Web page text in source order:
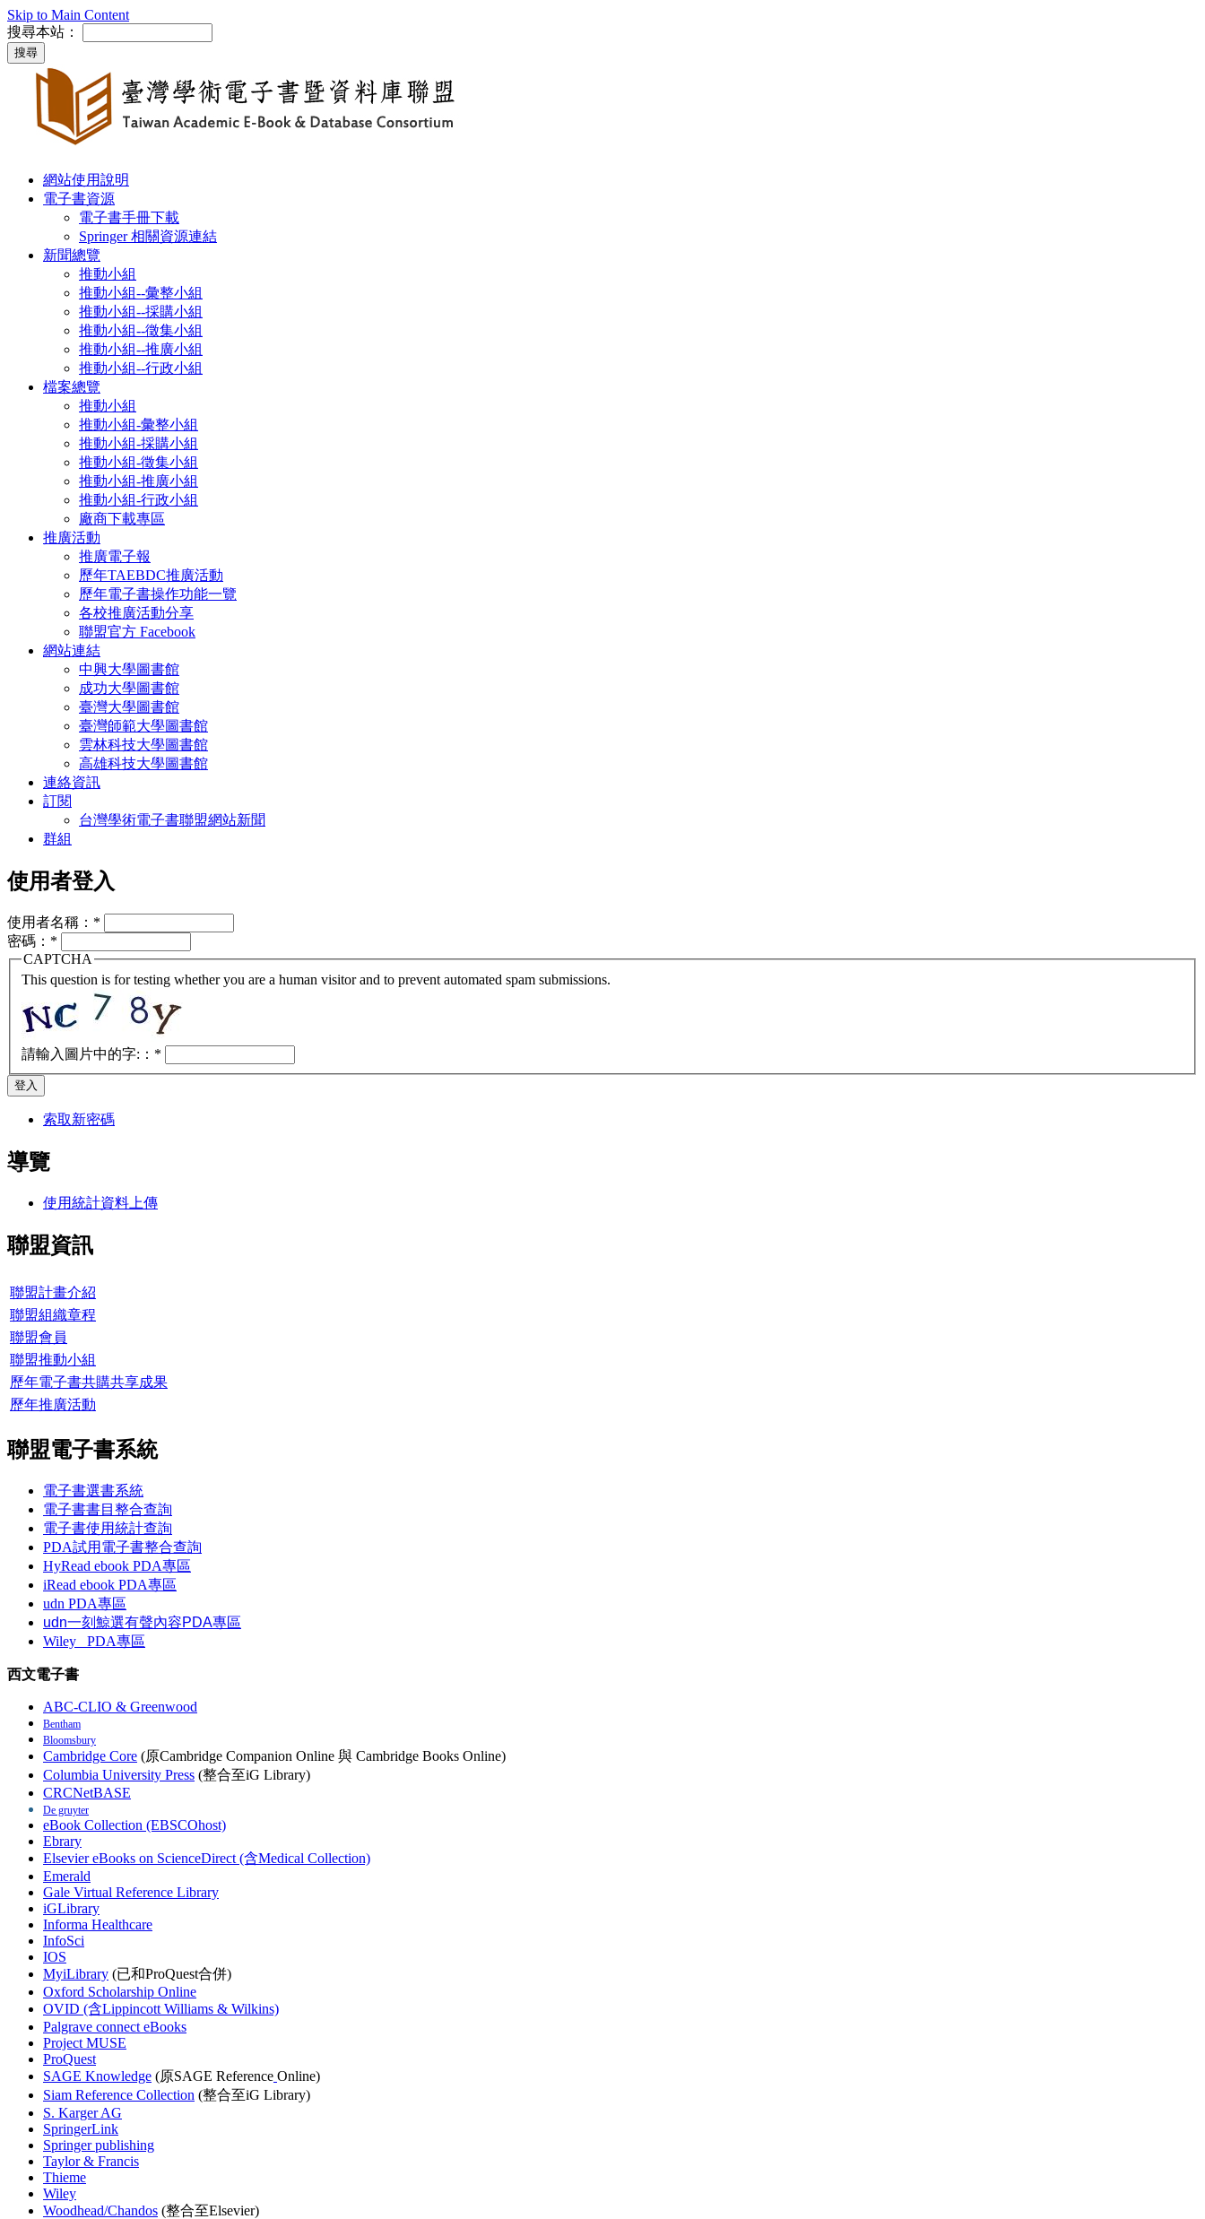
Skip to Main Content
搜尋本站：
網站使用說明
電子書資源
電子書手冊下載
Springer 相關資源連結
新聞總覽
推動小組
推動小組--彙整小組
推動小組--採購小組
推動小組--徵集小組
推動小組--推廣小組
推動小組--行政小組
檔案總覽
推動小組
推動小組-彙整小組
推動小組-採購小組
推動小組-徵集小組
推動小組-推廣小組
推動小組-行政小組
廠商下載專區
推廣活動
推廣電子報
歷年TAEBDC推廣活動
歷年電子書操作功能一覽
各校推廣活動分享
聯盟官方 Facebook
網站連結
中興大學圖書館
成功大學圖書館
臺灣大學圖書館
臺灣師範大學圖書館
雲林科技大學圖書館
高雄科技大學圖書館
連絡資訊
訂閱
台灣學術電子書聯盟網站新聞
群組
使用者登入
使用者名稱： *
密碼： *
CAPTCHA
This question is for testing whether you are a human visitor and to prevent automated spam submissions.
請輸入圖片中的字:： *
索取新密碼
導覽
使用統計資料上傳
聯盟資訊
聯盟計畫介紹
聯盟組織章程
聯盟會員
聯盟推動小組
歷年電子書共購共享成果
歷年推廣活動
聯盟電子書系統
電子書選書系統
電子書書目整合查詢
電子書使用統計查詢
PDA試用電子書整合查詢
HyRead ebook PDA專區
iRead ebook PDA專區
udn PDA專區
udn一刻鯨選有聲內容PDA專區
Wiley
PDA專區
西文電子書
ABC-CLIO & Greenwood
Bentham
Bloomsbury
Cambridge Core (原Cambridge Companion Online 與 Cambridge Books Online)
Columbia University Press (整合至iG Library)
CRCNetBASE
De gruyter
eBook Collection (EBSCOhost)
Ebrary
Elsevier eBooks on ScienceDirect (含Medical Collection)
Emerald
Gale Virtual Reference Library
iGLibrary
Informa Healthcare
InfoSci
IOS
MyiLibrary (已和ProQuest合併)
Oxford Scholarship Online
OVID (含Lippincott Williams & Wilkins)
Palgrave connect eBooks
Project MUSE
ProQuest
SAGE Knowledge (原SAGE Reference Online)
Siam Reference Collection (整合至iG Library)
S. Karger AG
SpringerLink
Springer publishing
Taylor & Francis
Thieme
Wiley
Woodhead/Chandos (整合至Elsevier)